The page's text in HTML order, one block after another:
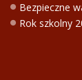
Bezpieczne
Rok szkolny